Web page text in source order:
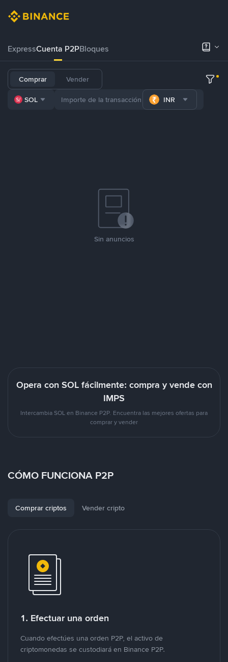
ExpressCuenta P2PBloques
Comprar Vender
SOL INR
Sin anuncios
Opera con SOL fácilmente: compra y vende con
IMPS
Intercambia SOL en Binance P2P. Encuentra las mejores ofertas para
comprar y vender
CÓMO FUNCIONA P2P
Comprar criptos Vender cripto
1. Efectuar una orden
Cuando efectúes una orden P2P, el activo de
criptomonedas se custodiará en Binance P2P.